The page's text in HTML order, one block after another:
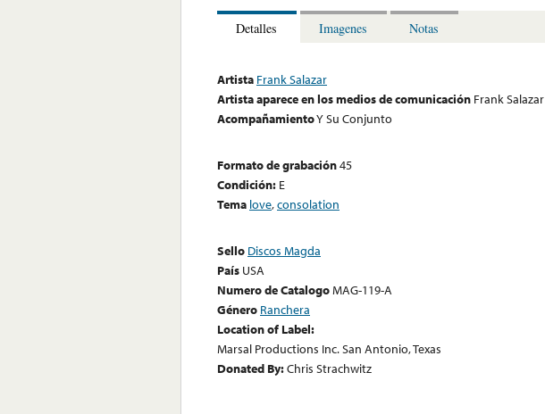
Detalles Imagenes Notas
Artista Frank Salazar
Artista aparece en los medios de comunicación Frank Salazar
AcompañamientoY Su Conjunto
Formato de grabación45
Condición: E
Tema love,consolation
Sello Discos Magda
País USA
Numero de CatalogoMAG-119-A
Género Ranchera
Location of Label:
Marsal Productions Inc. San Antonio, Texas
Donated By:Chris Strachwitz